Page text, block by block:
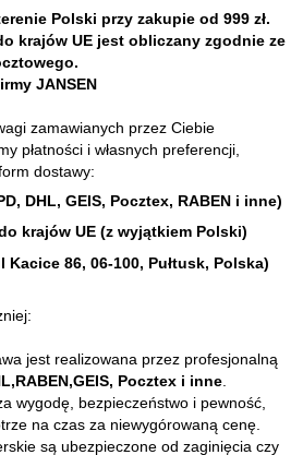
Polski przy zakupie od 999 zł.
krajów UE jest obliczany zgodnie ze
JANSEN
zamawianych przez Ciebie
płatności i własnych preferencji,
dostawy:
DHL, GEIS, Pocztex, RABEN i inne)
krajów UE (z wyjątkiem Polski)
86, 06-100, Pułtusk, Polska)
jest realizowana przez profesjonalną
Pocztex i inne
wygodę, bezpieczeństwo i pewność,
na czas za niewygórowaną cenę.
są ubezpieczone od zaginięcia czy